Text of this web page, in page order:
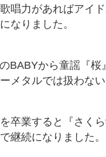
唱力があればアイ
なりました。
BABYから童謡『
メタルでは扱わな
卒業すると『さく
継続になりました。